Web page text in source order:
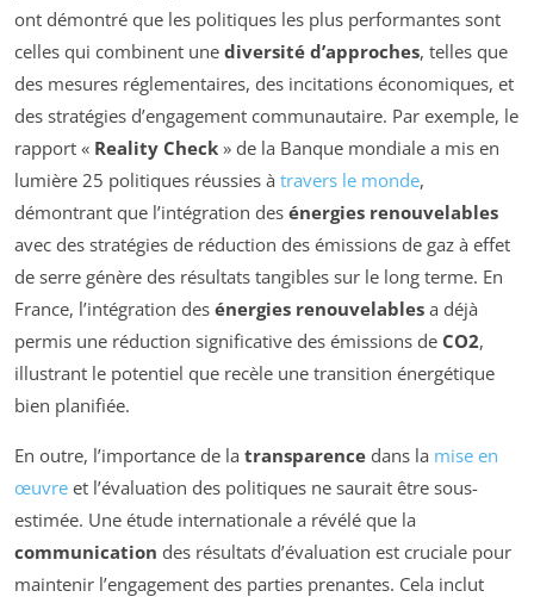
ont démontré que les politiques les plus performantes sont
celles qui combinent une diversité d’approches, telles que
des mesures réglementaires, des incitations économiques, et
des stratégies d’engagement communautaire. Par exemple, le
rapport « Reality Check » de la Banque mondiale a mis en
lumière 25 politiques réussies à travers le monde,
démontrant que l’intégration des énergies renouvelables
avec des stratégies de réduction des émissions de gaz à effet
de serre génère des résultats tangibles sur le long terme. En
France, l’intégration des énergies renouvelables a déjà
permis une réduction significative des émissions de CO2,
illustrant le potentiel que recèle une transition énergétique
bien planifiée.
En outre, l’importance de la transparence dans la mise en
œuvre et l’évaluation des politiques ne saurait être sous-
estimée. Une étude internationale a révélé que la
communication des résultats d’évaluation est cruciale pour
maintenir l’engagement des parties prenantes. Cela inclut